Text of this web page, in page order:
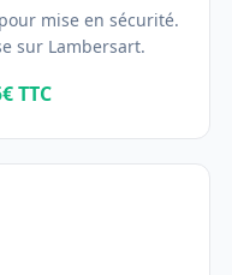
mise en sécurité.
sur Lambersart.
TTC